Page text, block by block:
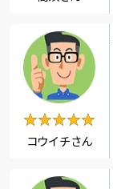
★★★★★
★★★★★
コウイチさん